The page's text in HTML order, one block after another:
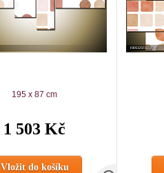
195 x 87 cm
1 503 Kč
Vložit do košíku